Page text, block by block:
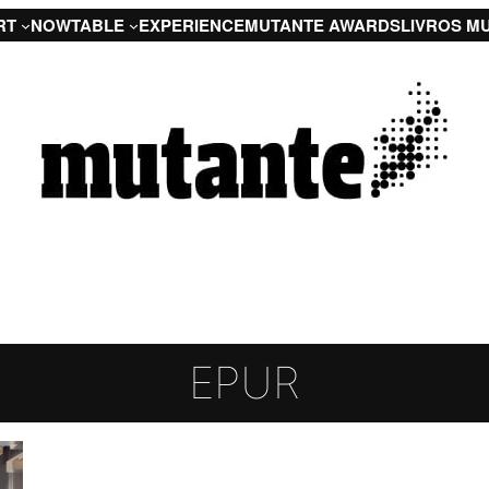
NOWTABLE EXPERIENCEMUTANTE AWARDSLIVROS
EPUR